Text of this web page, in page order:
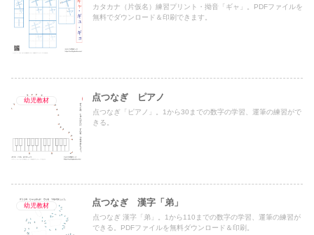
カタカナ（片仮名）練習プリント・拗音「ギャ」。PDFファイルを
無料でダウンロード＆印刷できます。
幼児教材 点つなぎ ピアノ
点つなぎ「ピアノ」。1から30までの数字の学習、運筆の練習がで
きる。
幼児教材 点つなぎ 漢字「弟」
点つなぎ 漢字「弟」。1から110までの数字の学習、運筆の練習が
できる。PDFファイルを無料ダウンロード＆印刷。